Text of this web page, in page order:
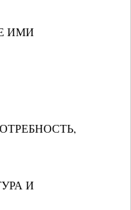
ИМИ
И